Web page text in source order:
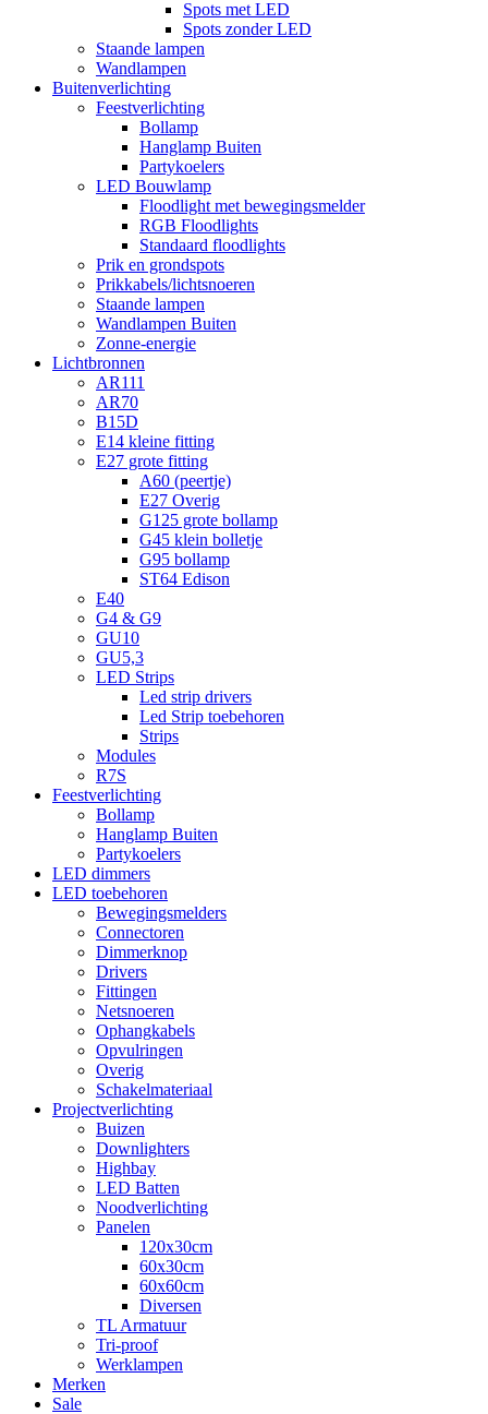
Spots met LED
Spots zonder LED
Staande lampen
Wandlampen
Buitenverlichting
Feestverlichting
Bollamp
Hanglamp Buiten
Partykoelers
LED Bouwlamp
Floodlight met bewegingsmelder
RGB Floodlights
Standaard floodlights
Prik en grondspots
Prikkabels/lichtsnoeren
Staande lampen
Wandlampen Buiten
Zonne-energie
Lichtbronnen
AR111
AR70
B15D
E14 kleine fitting
E27 grote fitting
A60 (peertje)
E27 Overig
G125 grote bollamp
G45 klein bolletje
G95 bollamp
ST64 Edison
E40
G4 & G9
GU10
GU5,3
LED Strips
Led strip drivers
Led Strip toebehoren
Strips
Modules
R7S
Feestverlichting
Bollamp
Hanglamp Buiten
Partykoelers
LED dimmers
LED toebehoren
Bewegingsmelders
Connectoren
Dimmerknop
Drivers
Fittingen
Netsnoeren
Ophangkabels
Opvulringen
Overig
Schakelmateriaal
Projectverlichting
Buizen
Downlighters
Highbay
LED Batten
Noodverlichting
Panelen
120x30cm
60x30cm
60x60cm
Diversen
TL Armatuur
Tri-proof
Werklampen
Merken
Sale